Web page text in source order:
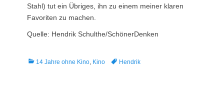
Stahl) tut ein Übriges, ihn zu einem meiner klaren
Favoriten zu machen.
Quelle: Hendrik Schulthe/SchönerDenken
Kategorien
14 Jahre ohne Kino, Kino TagsHendrik